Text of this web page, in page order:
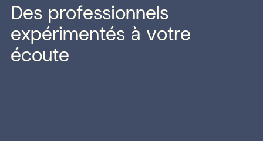
Des professionnels
expérimentés à votre
écoute